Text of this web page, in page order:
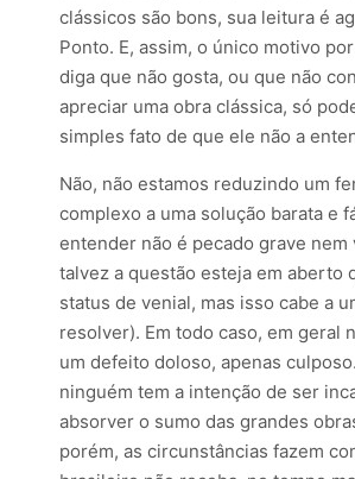
clássicos são bons, sua leitura é
Ponto. E, assim, o único motivo
diga que não gosta, ou que não
apreciar uma obra clássica, só
simples fato de que ele não a
Não, não estamos reduzindo um
complexo a uma solução barata e
entender não é pecado grave nem
talvez a questão esteja em aberto
status de venial, mas isso cabe a
resolver). Em todo caso, em geral
um defeito doloso, apenas
ninguém tem a intenção de ser
absorver o sumo das grandes
porém, as circunstâncias fazem